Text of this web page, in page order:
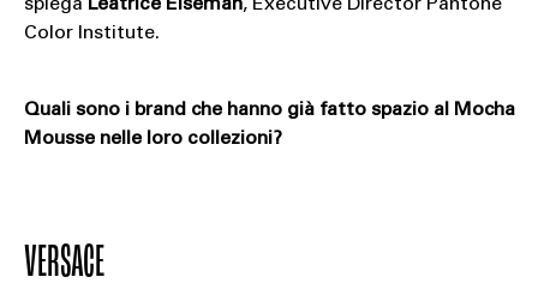
spiega Leatrice Eiseman, Executive Director Pantone
Color Institute.
Quali sono i brand che hanno già fatto spazio al Mocha
Mousse nelle loro collezioni?
VERSACE